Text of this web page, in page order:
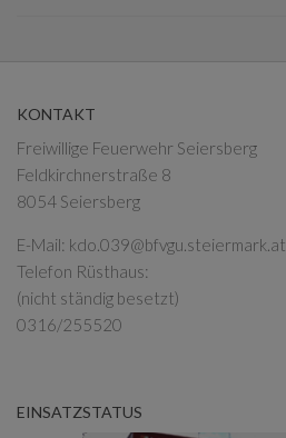
KONTAKT
Freiwillige Feuerwehr Seiersberg
Feldkirchnerstraße 8
8054 Seiersberg
E-Mail: kdo.039@bfvgu.steiermark.at
Telefon Rüsthaus:
(nicht ständig besetzt)
0316/255520
EINSATZSTATUS